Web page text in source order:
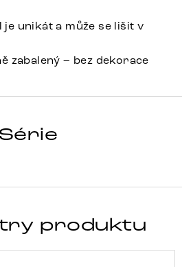
je unikát a může se lišit v
zabalený – bez dekorace
Série
produktu